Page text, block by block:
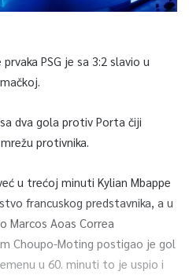
PSG je sa 3:2 slavio u
dva gola protiv Porta čiji
protivnika.
u trećoj minuti Kylian Mbappe
francuskog predstavnika, a u
Marcos Aoas Correa
Choupo-Moting postigao je gol
u 60. minuti to je uspio i